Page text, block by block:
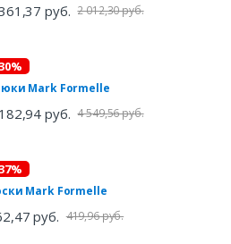
руб. 2 012,30 руб.
Mark Formelle
руб. 4 549,56 руб.
Mark Formelle
руб. 419,96 руб.